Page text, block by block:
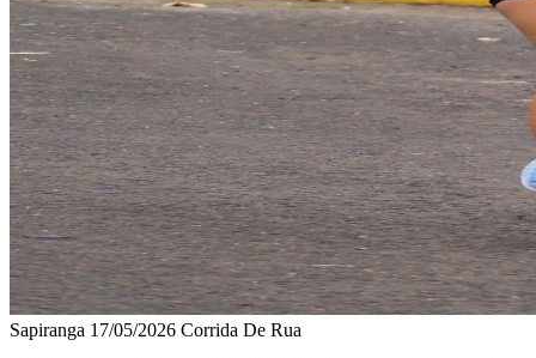
Sapiranga 17/05/2026 Corrida De Rua